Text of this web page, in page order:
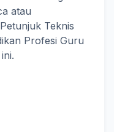
atau
Teknis
Profesi Guru